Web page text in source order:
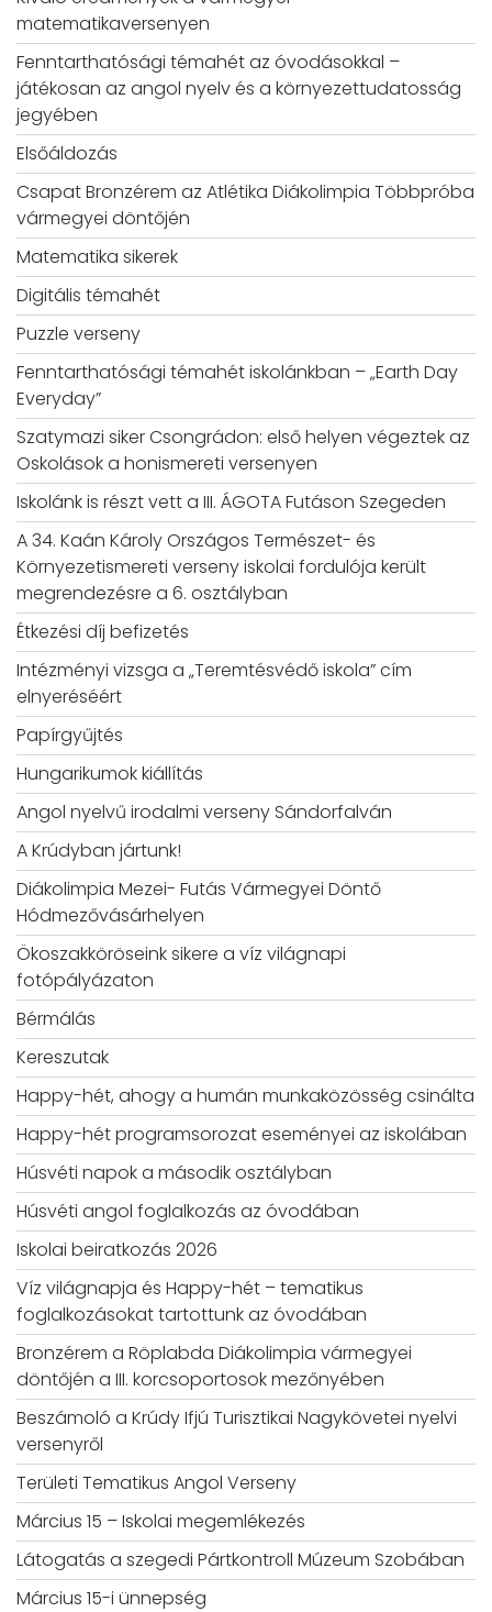
matematikaversenyen
Fenntarthatósági témahét az óvodásokkal –
játékosan az angol nyelv és a környezettudatosság
jegyében
Elsőáldozás
Csapat Bronzérem az Atlétika Diákolimpia Többpróba
vármegyei döntőjén
Matematika sikerek
Digitális témahét
Puzzle verseny
Fenntarthatósági témahét iskolánkban – „Earth Day
Everyday”
Szatymazi siker Csongrádon: első helyen végeztek az
Oskolások a honismereti versenyen
Iskolánk is részt vett a III. ÁGOTA Futáson Szegeden
A 34. Kaán Károly Országos Természet- és
Környezetismereti verseny iskolai fordulója került
megrendezésre a 6. osztályban
Étkezési díj befizetés
Intézményi vizsga a „Teremtésvédő iskola” cím
elnyeréséért
Papírgyűjtés
Hungarikumok kiállítás
Angol nyelvű irodalmi verseny Sándorfalván
A Krúdyban jártunk!
Diákolimpia Mezei- Futás Vármegyei Döntő
Hódmezővásárhelyen
Ökoszakköröseink sikere a víz világnapi
fotópályázaton
Bérmálás
Kereszutak
Happy-hét, ahogy a humán munkaközösség csinálta
Happy-hét programsorozat eseményei az iskolában
Húsvéti napok a második osztályban
Húsvéti angol foglalkozás az óvodában
Iskolai beiratkozás 2026
Víz világnapja és Happy-hét – tematikus
foglalkozásokat tartottunk az óvodában
Bronzérem a Röplabda Diákolimpia vármegyei
döntőjén a III. korcsoportosok mezőnyében
Beszámoló a Krúdy Ifjú Turisztikai Nagykövetei nyelvi
versenyről
Területi Tematikus Angol Verseny
Március 15 – Iskolai megemlékezés
Látogatás a szegedi Pártkontroll Múzeum Szobában
Március 15-i ünnepség